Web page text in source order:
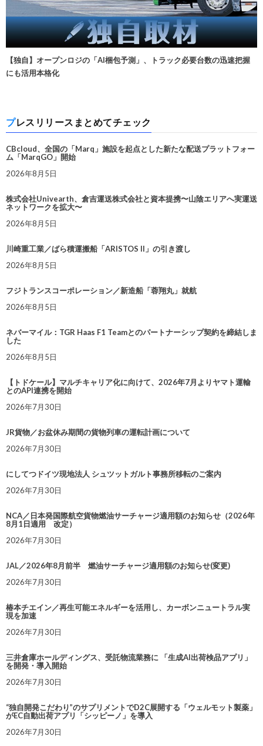
【独自】オープンロジの「AI梱包予測」、トラック必要台数の迅速把握
にも活用本格化
プレスリリースまとめてチェック
CBcloud、全国の「Marq」施設を起点とした新たな配送プラットフォー
ム「MarqGO」開始
2026年8月5日
株式会社Univearth、倉吉運送株式会社と資本提携〜山陰エリアへ実運送
ネットワークを拡大〜
2026年8月5日
川崎重工業／ばら積運搬船「ARISTOS II」の引き渡し
2026年8月5日
フジトランスコーポレーション／新造船「蓉翔丸」就航
2026年8月5日
ネバーマイル：TGR Haas F1 Teamとのパートナーシップ契約を締結しま
した
2026年8月5日
【トドケール】マルチキャリア化に向けて、2026年7月よりヤマト運輸
とのAPI連携を開始
2026年7月30日
JR貨物／お盆休み期間の貨物列車の運転計画について
2026年7月30日
にしてつドイツ現地法人 シュツットガルト事務所移転のご案内
2026年7月30日
NCA／日本発国際航空貨物燃油サーチャージ適用額のお知らせ（2026年
8月1日適用 改定）
2026年7月30日
JAL／2026年8月前半 燃油サーチャージ適用額のお知らせ(変更)
2026年7月30日
椿本チエイン／再生可能エネルギーを活用し、カーボンニュートラル実
現を加速
2026年7月30日
三井倉庫ホールディングス、受託物流業務に 「生成AI出荷検品アプリ」
を開発・導入開始
2026年7月30日
“独自開発こだわり”のサプリメントでD2C展開する「ウェルモット製薬」
がEC自動出荷アプリ「シッピーノ」を導入
2026年7月30日